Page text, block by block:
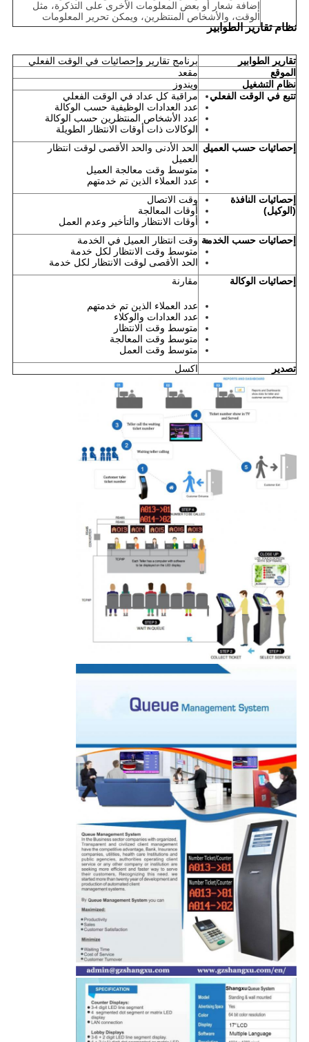
إضافة شعار أو بعض المعلومات الأخرى على التذكرة، مثل
الوقت، والأشخاص المنتظرين، ويمكن تحرير المعلومات
نظام تقارير الطوابير
تقارير الطوابير
برنامج تقارير وإحصائيات في الوقت الفعلي
الموقع
مقعد
نظام التشغيل
ويندوز
تتبع في الوقت الفعلي
مراقبة كل عداد في الوقت الفعلي
عدد العدادات الوظيفية حسب الوكالة
عدد الأشخاص المنتظرين حسب الوكالة
الوكالات ذات أوقات الانتظار الطويلة
إحصائيات حسب العميل الحد الأدنى والحد الأقصى لوقت انتظار
العميل
متوسط وقت معالجة العميل
عدد العملاء الذين تم خدمتهم
إحصائيات النافذة
(الوكيل)
وقت الاتصال
أوقات المعالجة
أوقات الانتظار والتأخير وعدم العمل
إحصائيات حسب الخدمة وقت انتظار العميل في الخدمة
متوسط وقت الانتظار لكل خدمة
الحد الأقصى لوقت الانتظار لكل خدمة
إحصائيات الوكالة
مقارنة
عدد العملاء الذين تم خدمتهم
عدد العدادات والوكلاء
متوسط وقت الانتظار
متوسط وقت المعالجة
متوسط وقت العمل
تصدير
اكسل